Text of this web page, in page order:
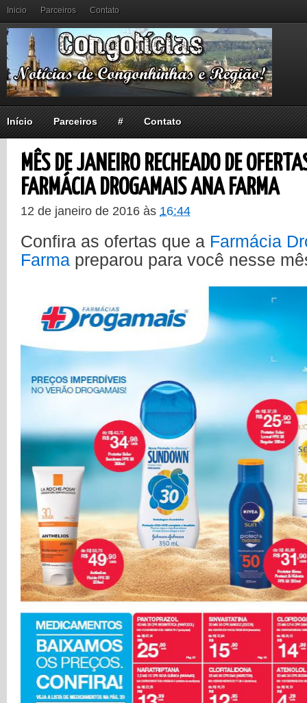
Inicio Parceiros Contato
Início Parceiros # Contato
MÊS DE JANEIRO RECHEADO DE
FARMÁCIA DROGAMAIS ANA FARMA
12 de janeiro de 2016 às 16:44
Confira as ofertas que a Farmácia
Farma preparou para você nesse